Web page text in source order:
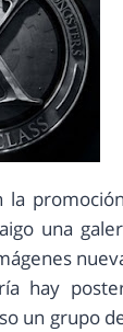
la
una
hay
un grupo